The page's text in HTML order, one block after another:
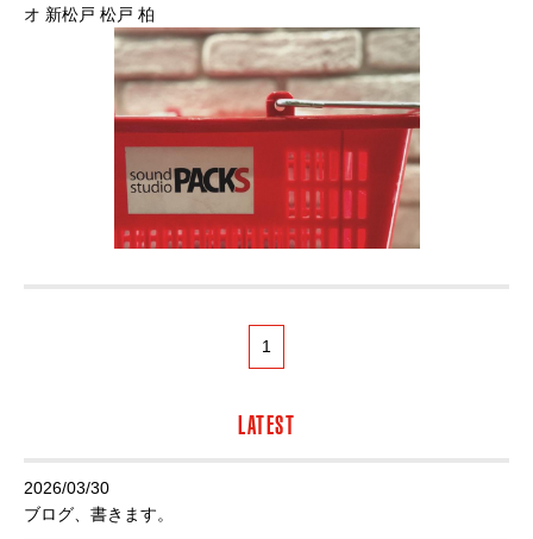
オ 新松戸 松戸 柏
1
LATEST
2026/03/30
ブログ、書きます。